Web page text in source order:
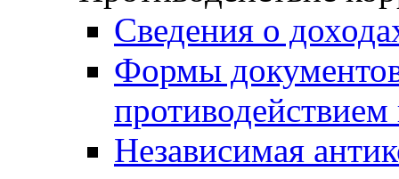
Сведения о
Формы
Независимая